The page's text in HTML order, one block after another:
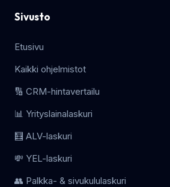
Sivusto
Etusivu
Kaikki ohjelmistot
🔢 CRM-hintavertailu
📊 Yrityslainalaskuri
🧮 ALV-laskuri
💸 YEL-laskuri
👥 Palkka- & sivukululaskuri